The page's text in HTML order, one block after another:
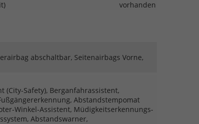
vorhanden
abschaltbar, Seitenairbags Vorne,
(City-Safety), Berganfahrassistent,
Abstandstempomat
Winkel-Assistent, Müdigkeitserkennungs-
Abstandswarner,